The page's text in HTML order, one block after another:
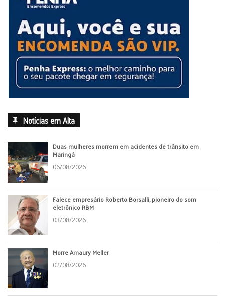
Notícias em Alta
Duas mulheres morrem em acidentes de trânsito em
Maringá
06/08/2026
Falece empresário Roberto Borsalli, pioneiro do som
eletrônico RBM
03/08/2026
Morre Amaury Meller
02/08/2026